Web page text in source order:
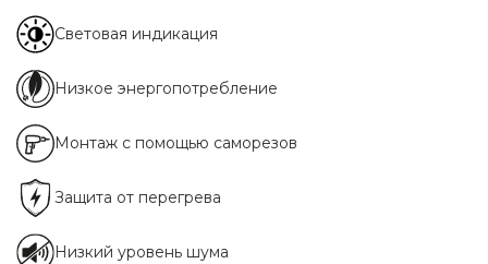
Световая индикация
Низкое энергопотребление
Монтаж с помощью саморезов
Защита от перегрева
Низкий уровень шума